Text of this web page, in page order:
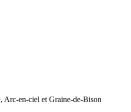
Arc-en-ciel et Graine-de-Bison